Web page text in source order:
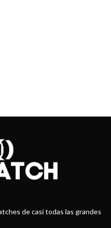
de casi todas las grandes